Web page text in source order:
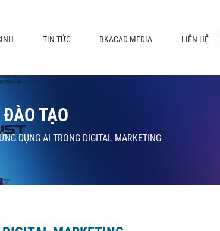
TIN TỨC BKACAD MEDIA LIÊN HỆ
TẠO
DỤNG AI TRONG DIGITAL MARKETING